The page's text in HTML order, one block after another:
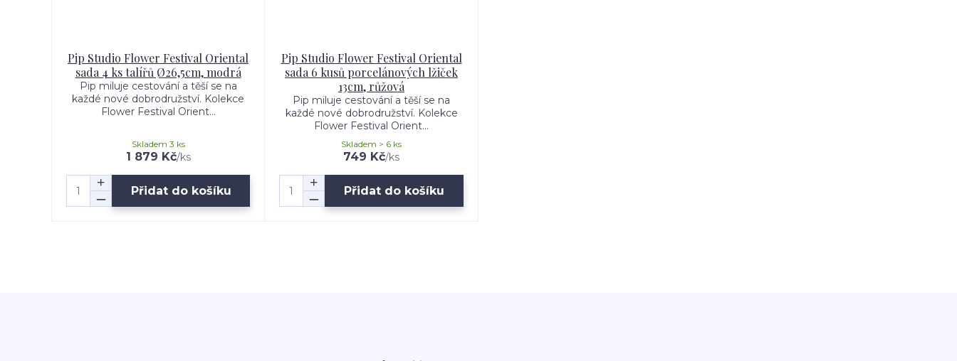
Pip Studio Flower Festival Oriental
sada 4 ks talířů Ø26,5cm, modrá
Pip miluje cestování a těší se na
každé nové dobrodružství. Kolekce
Flower Festival Orient...
1 879 Kč/ks
Skladem 3 ks
Přidat do košíku
Pip Studio Flower Festival Oriental
sada 6 kusů porcelánových lžiček
13cm, růžová
Pip miluje cestování a těší se na
každé nové dobrodružství. Kolekce
Flower Festival Orient...
749 Kč/ks
Skladem > 6 ks
Přidat do košíku